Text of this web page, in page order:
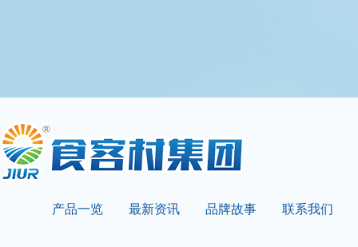
产品一览 最新资讯 品牌故事 联系我们